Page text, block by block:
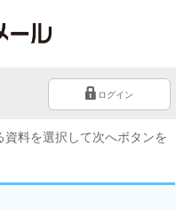
ログイン
料を選択して次へボタンを